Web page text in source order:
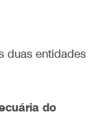
duas entidades
do